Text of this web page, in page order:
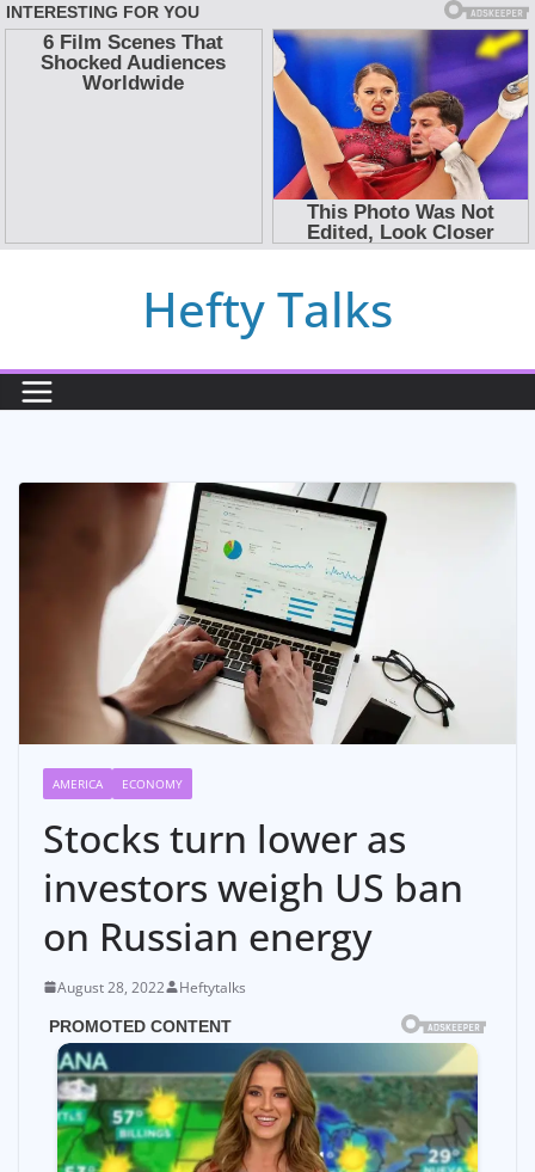
Hefty Talks
AMERICA ECONOMY
Stocks turn lower as
investors weigh US ban
on Russian energy
August 28, 2022 Heftytalks